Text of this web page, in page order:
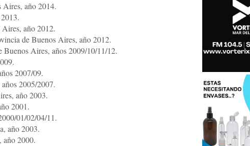
Aires, año 2014.
Aires, año 2012.
de Buenos Aires, año 2012.
Buenos Aires, años 2009/10/11/12.
2007/09.
2005/2007.
año 2003.
2001.
01/02/04/11.
año 2003.
año 2000.